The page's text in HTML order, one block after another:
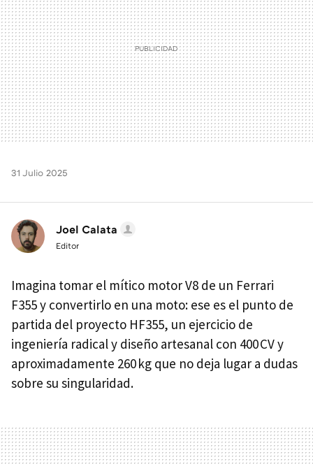
31 Julio 2025
Joel Calata
Editor
Imagina tomar el mítico motor V8 de un Ferrari
F355 y convertirlo en una moto: ese es el punto de
partida del proyecto HF355, un ejercicio de
ingeniería radical y diseño artesanal con 400 CV y
aproximadamente 260 kg que no deja lugar a dudas
sobre su singularidad.